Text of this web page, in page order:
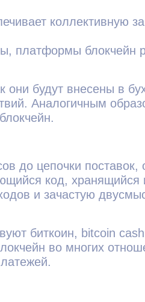
коллективную
платформы блокчейн
будут внесены в
Аналогичным
до цепочки поставок,
код, хранящийся
и зачастую
биткоин, bitcoin
во многих